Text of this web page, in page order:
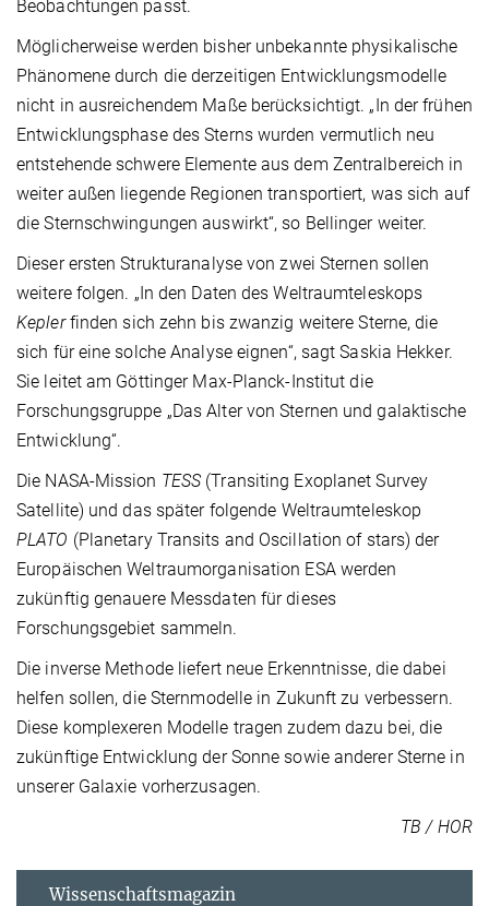
Beobachtungen passt.
Möglicherweise werden bisher unbekannte physikalische
Phänomene durch die derzeitigen Entwicklungsmodelle
nicht in ausreichendem Maße berücksichtigt. „In der frühen
Entwicklungsphase des Sterns wurden vermutlich neu
entstehende schwere Elemente aus dem Zentralbereich in
weiter außen liegende Regionen transportiert, was sich auf
die Sternschwingungen auswirkt“, so Bellinger weiter.
Dieser ersten Strukturanalyse von zwei Sternen sollen
weitere folgen. „In den Daten des Weltraumteleskops
Keplerfinden sich zehn bis zwanzig weitere Sterne, die
sich für eine solche Analyse eignen“, sagt Saskia Hekker.
Sie leitet am Göttinger Max-Planck-Institut die
Forschungsgruppe „Das Alter von Sternen und galaktische
Entwicklung“.
Die NASA-Mission TESS (Transiting Exoplanet Survey
Satellite) und das später folgende Weltraumteleskop
PLATO (Planetary Transits and Oscillation of stars) der
Europäischen Weltraumorganisation ESA werden
zukünftig genauere Messdaten für dieses
Forschungsgebiet sammeln.
Die inverse Methode liefert neue Erkenntnisse, die dabei
helfen sollen, die Sternmodelle in Zukunft zu verbessern.
Diese komplexeren Modelle tragen zudem dazu bei, die
zukünftige Entwicklung der Sonne sowie anderer Sterne in
unserer Galaxie vorherzusagen.
TB / HOR
Wissenschaftsmagazin